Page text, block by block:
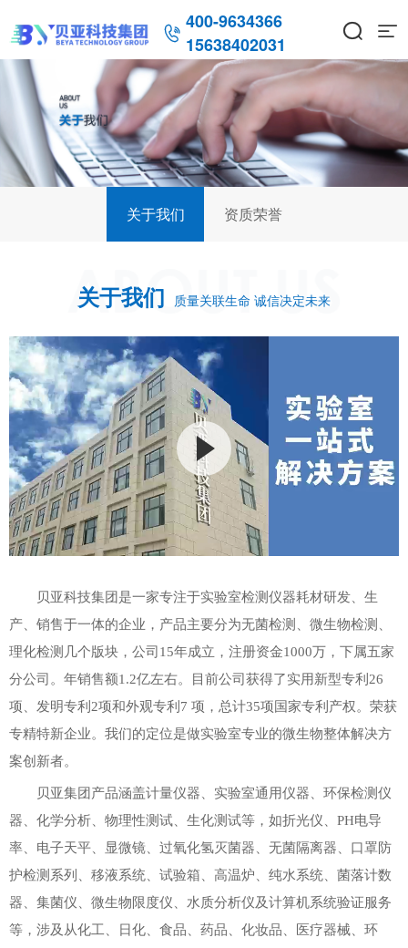
 400-9634366
15638402031
 
关于我们 资质荣誉
关于我们 质量关联生命 诚信决定未来
贝亚科技集团是一家专注于实验室检测仪器耗材研发、生
产、销售于一体的企业，产品主要分为无菌检测、微生物检测、
理化检测几个版块，公司15年成立，注册资金1000万，下属五家
分公司。年销售额1.2亿左右。目前公司获得了实用新型专利26
项、发明专利2项和外观专利7 项，总计35项国家专利产权。荣获
专精特新企业。我们的定位是做实验室专业的微生物整体解决方
案创新者。
贝亚集团 产品涵盖计量仪器、实验室通用仪器、环保检测仪
器、化学分析、物理性测试、生化测试等，如折光仪、PH电导
率、电子天平、显微镜、过氧化氢灭菌器、无菌隔离器、口罩防
护检测系列、移液系统、试验箱、高温炉、纯水系统、菌落计数
器、集菌仪、微生物限度仪、水质分析仪及计算机系统验证服务
等，涉及从化工、日化、食品、药品、化妆品、医疗器械、环